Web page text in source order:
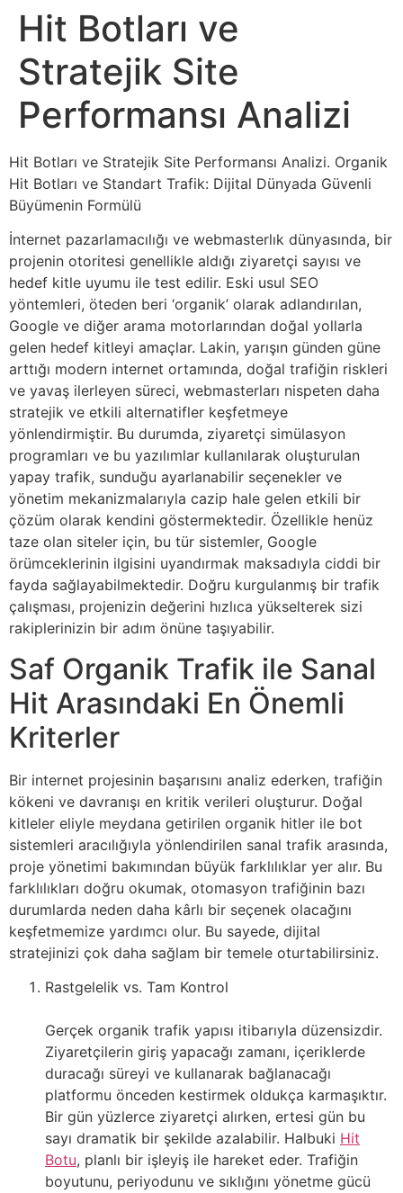
Hit Botları ve
Stratejik Site
Performansı Analizi
Hit Botları ve Stratejik Site Performansı Analizi. Organik
Hit Botları ve Standart Trafik: Dijital Dünyada Güvenli
Büyümenin Formülü
İnternet pazarlamacılığı ve webmasterlık dünyasında, bir
projenin otoritesi genellikle aldığı ziyaretçi sayısı ve
hedef kitle uyumu ile test edilir. Eski usul SEO
yöntemleri, öteden beri ‘organik’ olarak adlandırılan,
Google ve diğer arama motorlarından doğal yollarla
gelen hedef kitleyi amaçlar. Lakin, yarışın günden güne
arttığı modern internet ortamında, doğal trafiğin riskleri
ve yavaş ilerleyen süreci, webmasterları nispeten daha
stratejik ve etkili alternatifler keşfetmeye
yönlendirmiştir. Bu durumda, ziyaretçi simülasyon
programları ve bu yazılımlar kullanılarak oluşturulan
yapay trafik, sunduğu ayarlanabilir seçenekler ve
yönetim mekanizmalarıyla cazip hale gelen etkili bir
çözüm olarak kendini göstermektedir. Özellikle henüz
taze olan siteler için, bu tür sistemler, Google
örümceklerinin ilgisini uyandırmak maksadıyla ciddi bir
fayda sağlayabilmektedir. Doğru kurgulanmış bir trafik
çalışması, projenizin değerini hızlıca yükselterek sizi
rakiplerinizin bir adım önüne taşıyabilir.
Saf Organik Trafik ile Sanal
Hit Arasındaki En Önemli
Kriterler
Bir internet projesinin başarısını analiz ederken, trafiğin
kökeni ve davranışı en kritik verileri oluşturur. Doğal
kitleler eliyle meydana getirilen organik hitler ile bot
sistemleri aracılığıyla yönlendirilen sanal trafik arasında,
proje yönetimi bakımından büyük farklılıklar yer alır. Bu
farklılıkları doğru okumak, otomasyon trafiğinin bazı
durumlarda neden daha kârlı bir seçenek olacağını
keşfetmemize yardımcı olur. Bu sayede, dijital
stratejinizi çok daha sağlam bir temele oturtabilirsiniz.
Rastgelelik vs. Tam Kontrol
Gerçek organik trafik yapısı itibarıyla düzensizdir.
Ziyaretçilerin giriş yapacağı zamanı, içeriklerde
duracağı süreyi ve kullanarak bağlanacağı
platformu önceden kestirmek oldukça karmaşıktır.
Bir gün yüzlerce ziyaretçi alırken, ertesi gün bu
sayı dramatik bir şekilde azalabilir. Halbuki Hit
Botu, planlı bir işleyiş ile hareket eder. Trafiğin
boyutunu, periyodunu ve sıklığını yönetme gücü